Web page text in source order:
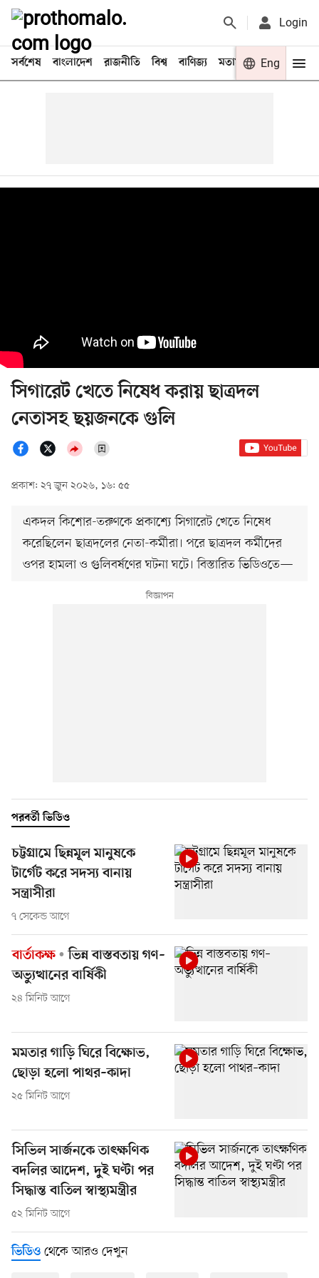
Login
সর্বশেষ বাংলাদেশ রাজনীতি বিশ্ব বাণিজ্য মতামত খেলা
Eng
সিগারেট খেতে নিষেধ করায় ছাত্রদল
নেতাসহ ছয়জনকে গুলি
প্রকাশ: ২৭ জুন ২০২৬, ১৬: ৫৫
একদল কিশোর-তরুণকে প্রকাশ্যে সিগারেট খেতে নিষেধ
করেছিলেন ছাত্রদলের নেতা-কর্মীরা। পরে ছাত্রদল কর্মীদের
ওপর হামলা ও গুলিবর্ষণের ঘটনা ঘটে। বিস্তারিত ভিডিওতে—
পরবর্তী ভিডিও
চট্টগ্রামে ছিন্নমূল মানুষকে
টার্গেট করে সদস্য বানায়
সন্ত্রাসীরা
৭ সেকেন্ড আগে
বার্তাকক্ষ
ভিন্ন বাস্তবতায় গণ–
অভ্যুত্থানের বার্ষিকী
২৪ মিনিট আগে
মমতার গাড়ি ঘিরে বিক্ষোভ,
ছোড়া হলো পাথর–কাদা
২৫ মিনিট আগে
সিভিল সার্জনকে তাৎক্ষণিক
বদলির আদেশ, দুই ঘণ্টা পর
সিদ্ধান্ত বাতিল স্বাস্থ্যমন্ত্রীর
৫২ মিনিট আগে
ভিডিও থেকে আরও দেখুন